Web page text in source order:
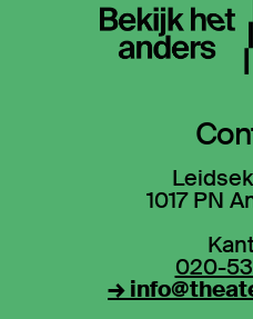
1017 PN
020-
→